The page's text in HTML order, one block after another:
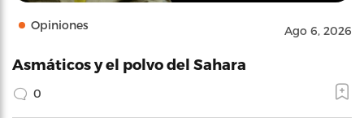
Opiniones Ago 6, 2026
Asmáticos y el polvo del Sahara
0